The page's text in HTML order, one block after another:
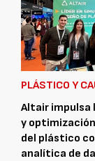
PLÁSTICO Y
Altair impulsa
y
del plástico
analítica de